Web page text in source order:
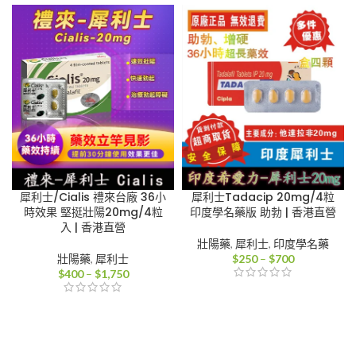
圍：
$600
到
$2,800
圍：
$1,100
到
$4,000
犀利士/Cialis 禮來台廠 36小
時效果 堅挺壯陽20mg/4粒
入 | 香港直營
壯陽藥, 犀利士
$400 – $1,750價
犀利士Tadacip 20mg/4粒
印度學名藥版 助勃 | 香港直營
壯陽藥, 犀利士, 印度學名藥
$250 – $700價